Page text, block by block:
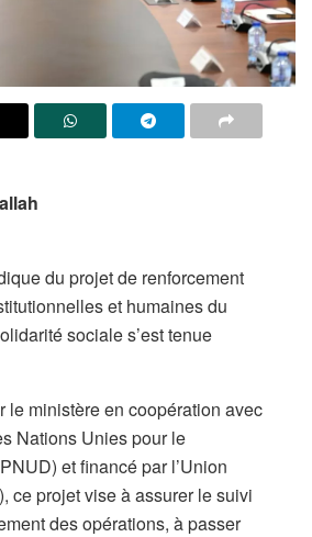
du projet de renforcement
et humaines du
sociale s’est tenue
ministère en coopération avec
Nations Unies pour le
et financé par l’Union
ce projet vise à assurer le suivi
des opérations, à passer